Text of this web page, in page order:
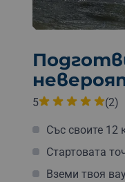
5 (2)
Със своите 12
Стартовата
Вземи твоя